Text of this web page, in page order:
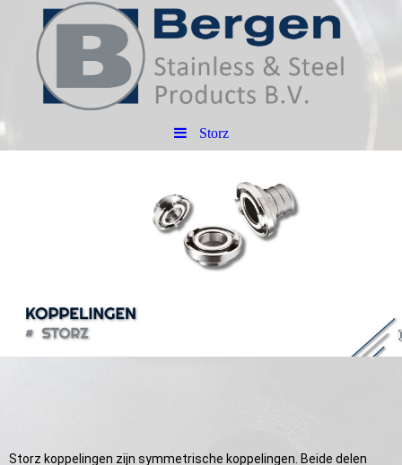
Storz
Storz koppelingen zijn symmetrische koppelingen. Beide delen